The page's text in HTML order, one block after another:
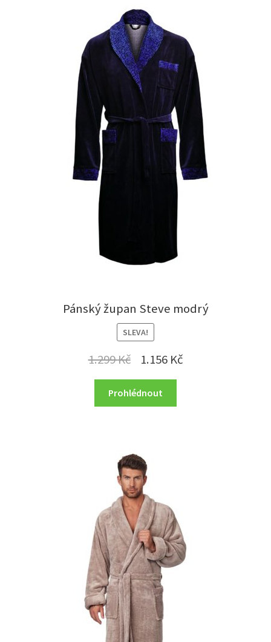
Pánský župan Steve modrý
SLEVA!
1.299Kč
Original
price
was:
1.156 KčCurrent
Prohlédnout